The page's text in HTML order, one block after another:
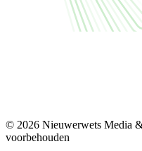
© 2026 Nieuwerwets Media
voorbehouden